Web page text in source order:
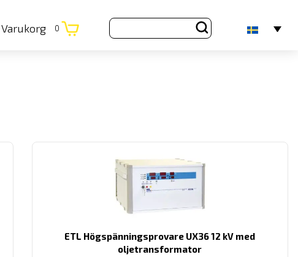
Varukorg 0
ETL Högspänningsprovare UX36 12 kV med
oljetransformator